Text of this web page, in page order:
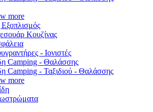
more
Εξοπλισμός
Κουζίνας
- Ιονιστές
Camping - Θαλάσσης
Camping - Ταξιδιού - Θαλάσσης
more